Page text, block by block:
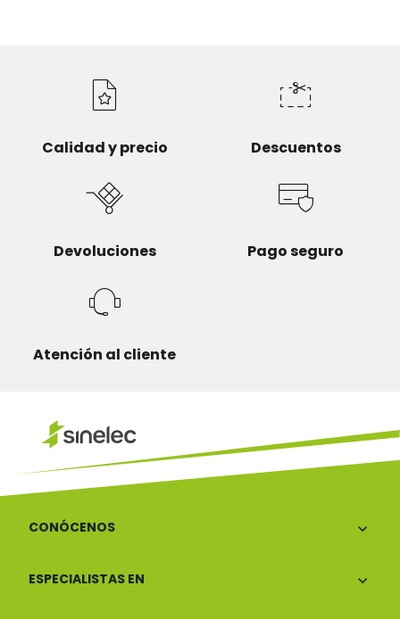
Calidad y precio Descuentos
Devoluciones Pago seguro
Atención al cliente
CONÓCENOS
ESPECIALISTAS EN